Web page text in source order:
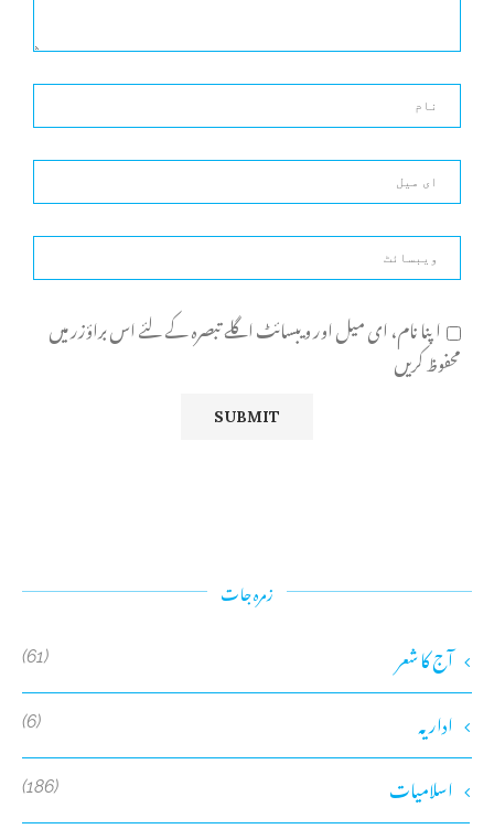
اپنا نام، ای میل اور ویبسائٹ اگلے تبصرہ کے لئے اس براؤزر میں
محفوظ کریں
زمرہ جات
آج کا شعر (61)
اداریہ (6)
اسلامیات (186)